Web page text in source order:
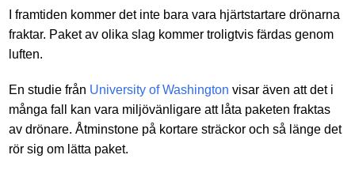
I framtiden kommer det inte bara vara hjärtstartare drönarna
fraktar. Paket av olika slag kommer troligtvis färdas genom
luften.
En studie från University of Washington visar även att det i
många fall kan vara miljövänligare att låta paketen fraktas
av drönare. Åtminstone på kortare sträckor och så länge det
rör sig om lätta paket.